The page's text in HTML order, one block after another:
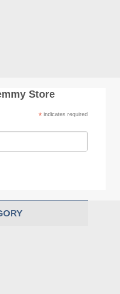
Store
*indicates required